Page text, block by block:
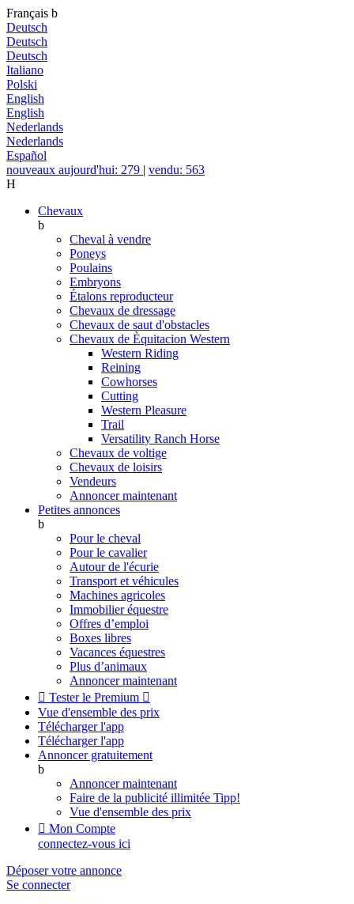
Français b
Deutsch
Deutsch
Deutsch
Italiano
Polski
English
English
Nederlands
Nederlands
Español
nouveaux aujourd'hui: 279 | vendu: 563
H
Chevaux
b
Cheval à vendre
Poneys
Poulains
Embryons
Étalons reproducteur
Chevaux de dressage
Chevaux de saut d'obstacles
Chevaux de Èquitacion Western
Western Riding
Reining
Cowhorses
Cutting
Western Pleasure
Trail
Versatility Ranch Horse
Chevaux de voltige
Chevaux de loisirs
Vendeurs
Annoncer maintenant
Petites annonces
b
Pour le cheval
Pour le cavalier
Autour de l'écurie
Transport et véhicules
Machines agricoles
Immobilier équestre
Offres d’emploi
Boxes libres
Vacances équestres
Plus d’animaux
Annoncer maintenant
 Tester le Premium 
Vue d'ensemble des prix
Télécharger l'app
Télécharger l'app
Annoncer gratuitement
b
Annoncer maintenant
Faire de la publicité illimitée Tipp!
Vue d'ensemble des prix
 Mon Compte
connectez-vous ici
Déposer votre annonce
Se connecter